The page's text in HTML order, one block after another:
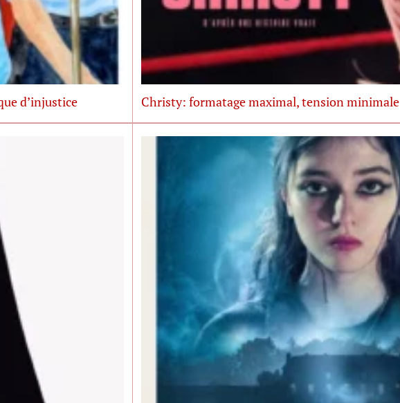
d’injustice Christy: formatage maximal, tension minimale